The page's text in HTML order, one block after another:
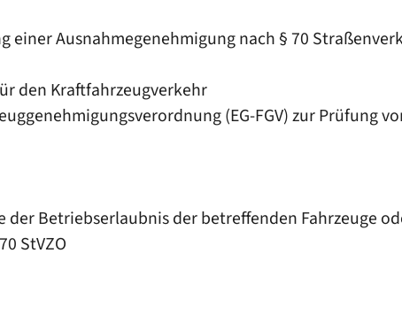
Ausnahmegenehmigung nach § 70
den Kraftfahrzeugverkehr
(EG-FGV) zur Prüfung
der Betriebserlaubnis der betreffenden Fahrzeuge
StVZO